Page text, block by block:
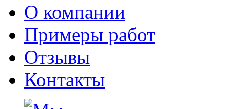
О компании
Примеры работ
Отзывы
Контакты